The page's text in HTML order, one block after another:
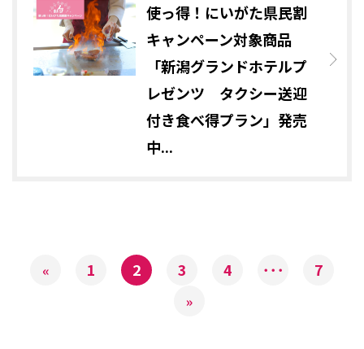
使っ得！にいがた県民割
キャンペーン対象商品
「新潟グランドホテルプ
レゼンツ タクシー送迎
付き食べ得プラン」発売
中...
« 1 2 3 4 ･･･ 7
»